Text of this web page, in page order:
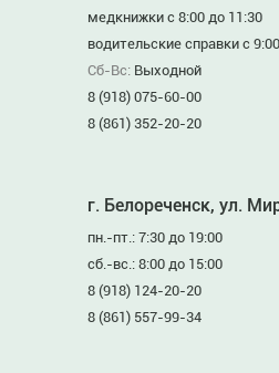
медкнижки с 8:00 до 11:30
водительские справки с
Сб-Вс: Выходной
8 (918) 075-60-00
8 (861) 352-20-20
г. Белореченск, ул.
пн.-пт.: 7:30 до 19:00
сб.-вс.: 8:00 до 15:00
8 (918) 124-20-20
8 (861) 557-99-34